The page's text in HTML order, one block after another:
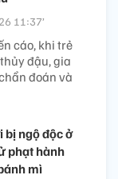
11:37’
cáo, khi trẻ
đậu, gia
đoán và
bị ngộ độc ở
phạt hành
mì